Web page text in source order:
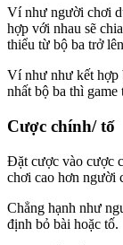
Ví như người chơi
hợp với nhau sẽ
thiểu từ bộ ba trở
Ví như như kết hợp
nhất bộ ba thì game
Cược chính/ tố
Đặt cược vào cược
chơi cao hơn người
Chẳng hạnh như
định bỏ bài hoặc tố.